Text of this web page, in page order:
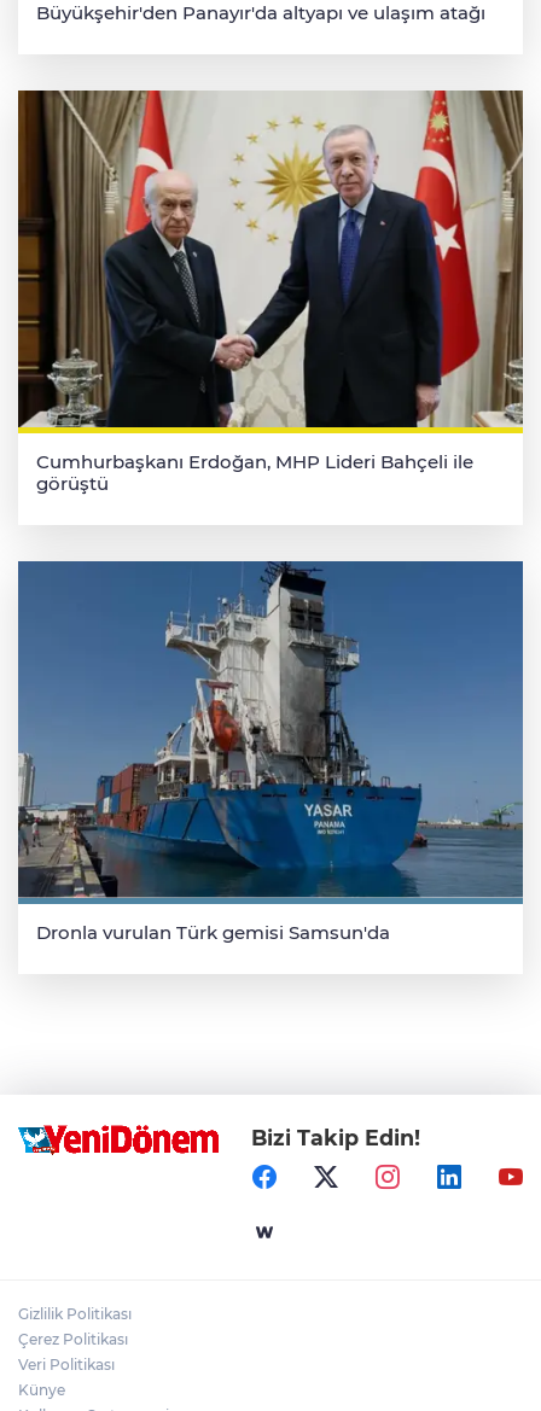
Büyükşehir'den Panayır'da altyapı ve ulaşım atağı
Cumhurbaşkanı Erdoğan, MHP Lideri Bahçeli ile
görüştü
Dronla vurulan Türk gemisi Samsun'da
Bizi Takip Edin!
Gizlilik Politikası
Çerez Politikası
Veri Politikası
Künye